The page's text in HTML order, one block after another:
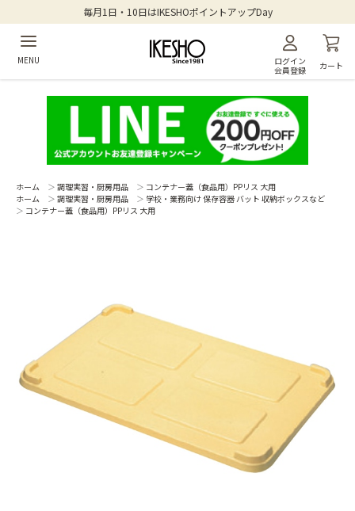
毎月1日・10日はIKESHOポイントアップDay
MENU
ログイン
会員登録
カート
ホーム ＞ 調理実習・厨房用品 ＞ コンテナー蓋（食品用）PPリス 大用
ホーム
＞ 調理実習・厨房用品 ＞ 学校・業務向け 保存容器 バット 収納ボックスなど
＞ コンテナー蓋（食品用）PPリス 大用